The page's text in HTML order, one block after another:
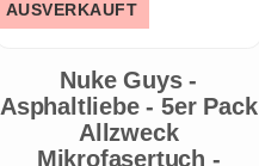
AUSVERKAUFT
Nuke Guys -
Asphaltliebe - 5er Pack
Allzweck
Mikrofasertuch -